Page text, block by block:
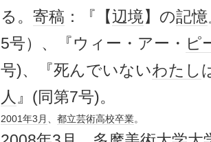
る。 寄稿 ：『【辺境】の記憶
5号）、『ウィー・アー・ ピ
号)、『死んでいないわたし
人 』(同第7号)。
2001年3月 、 都立芸術高校卒業。